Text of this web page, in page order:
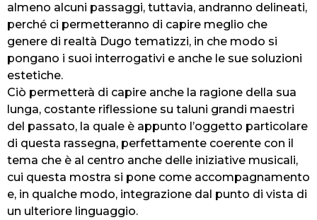
almeno alcuni passaggi, tuttavia, andranno delineati,
perché ci permetteranno di capire meglio che
genere di realtà Dugo tematizzi, in che modo si
pongano i suoi interrogativi e anche le sue soluzioni
estetiche.
Ciò permetterà di capire anche la ragione della sua
lunga, costante riflessione su taluni grandi maestri
del passato, la quale è appunto l’oggetto particolare
di questa rassegna, perfettamente coerente con il
tema che è al centro anche delle iniziative musicali,
cui questa mostra si pone come accompagnamento
e, in qualche modo, integrazione dal punto di vista di
un ulteriore linguaggio.